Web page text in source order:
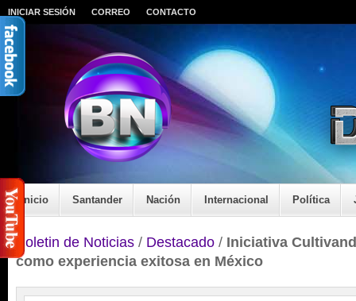
INICIAR SESIÓN CORREO CONTACTO
Inicio Santander Nación Internacional Política
Boletin de Noticias / Destacado / Iniciativa
como experiencia exitosa en México